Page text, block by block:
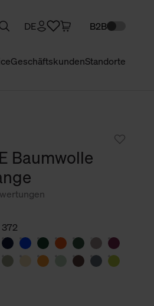
GeschäftskundenStandorte
DE B2B
Baumwolle